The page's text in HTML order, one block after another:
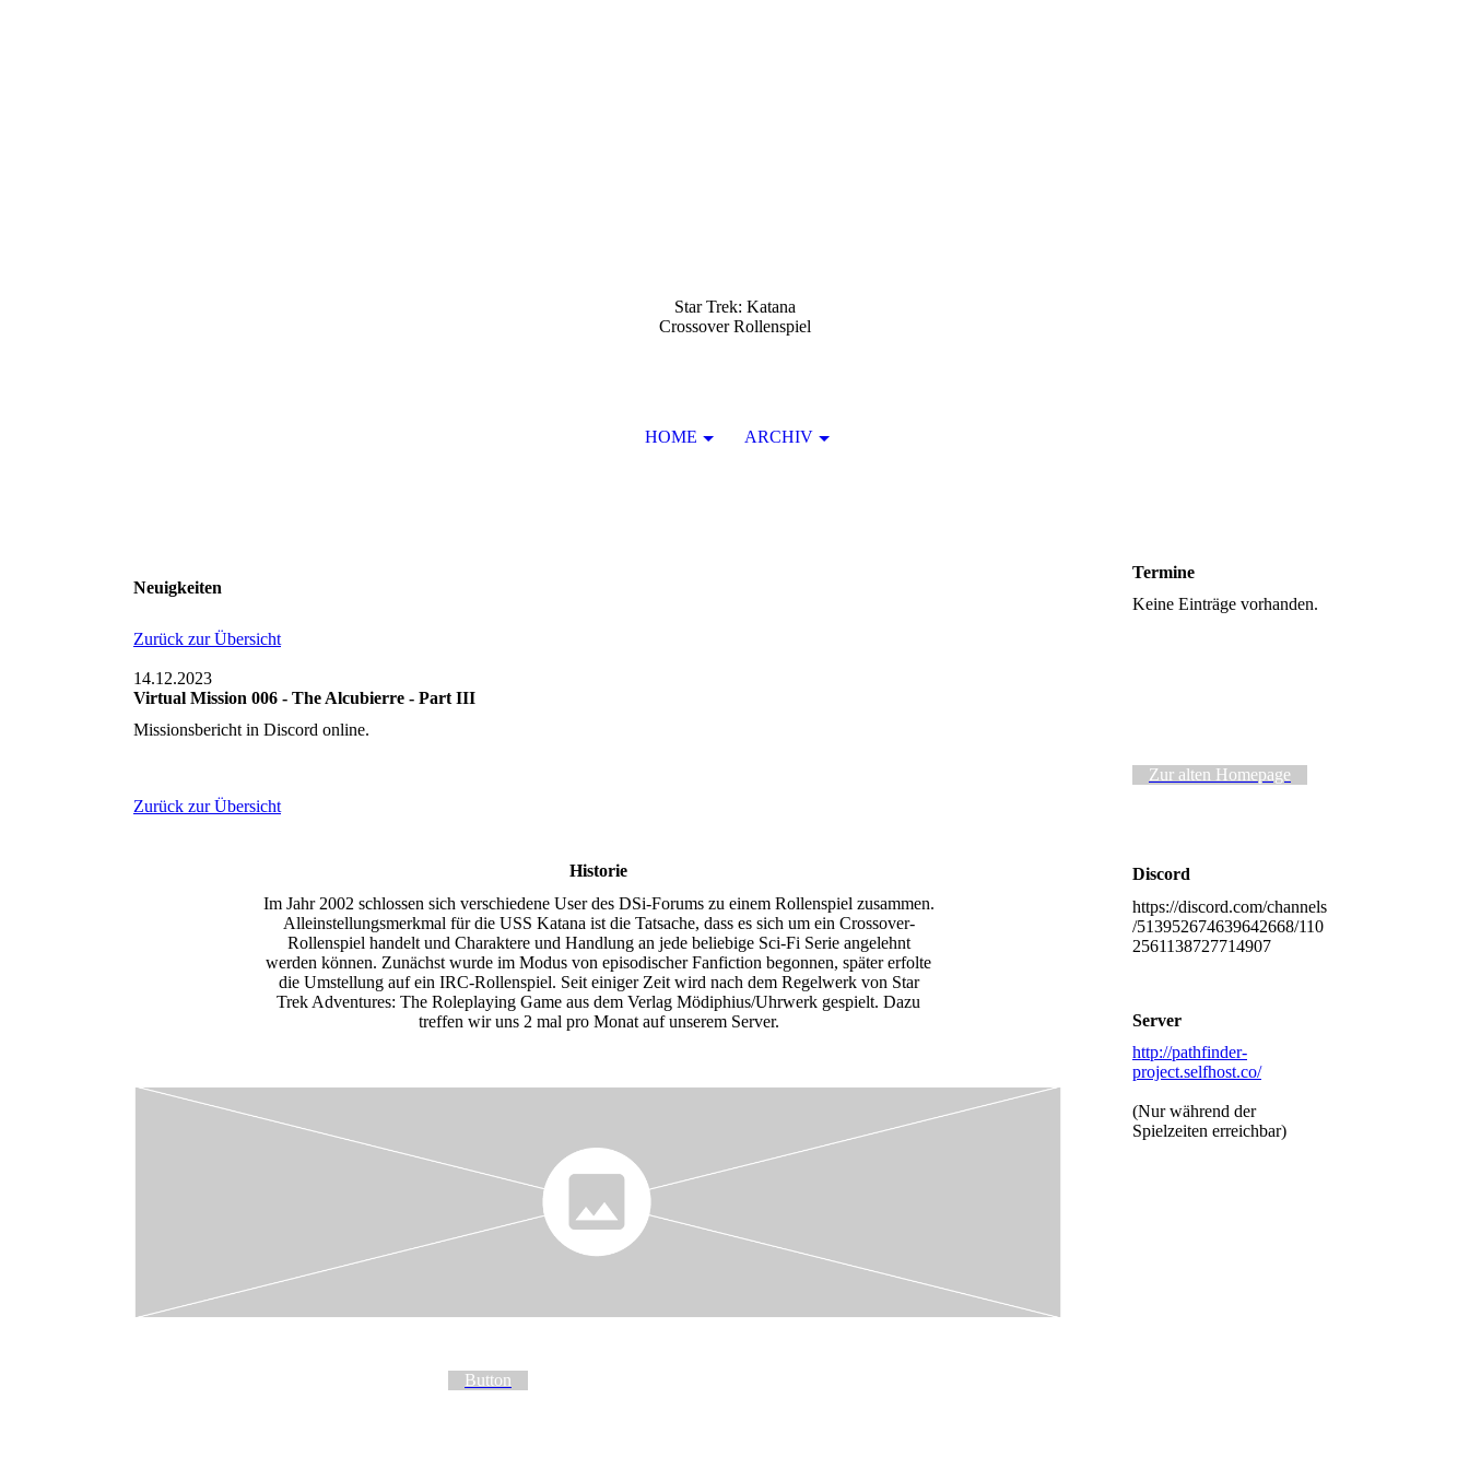
Star Trek: Katana
Crossover Rollenspiel
HOME ARCHIV
Neuigkeiten
Zurück zur Übersicht
14.12.2023
Virtual Mission 006 - The Alcubierre - Part III
Missionsbericht in Discord online.
Zurück zur Übersicht
Historie
Im Jahr 2002 schlossen sich verschiedene User des DSi-Forums zu einem Rollenspiel zusammen.
Alleinstellungsmerkmal für die USS Katana ist die Tatsache, dass es sich um ein Crossover-
Rollenspiel handelt und Charaktere und Handlung an jede beliebige Sci-Fi Serie angelehnt
werden können. Zunächst wurde im Modus von episodischer Fanfiction begonnen, später erfolte
die Umstellung auf ein IRC-Rollenspiel. Seit einiger Zeit wird nach dem Regelwerk von Star
Trek Adventures: The Roleplaying Game aus dem Verlag Mödiphius/Uhrwerk gespielt. Dazu
treffen wir uns 2 mal pro Monat auf unserem Server.
Button
Termine
Keine Einträge vorhanden.
Zur alten Homepage
Discord
https://discord.com/channels
/513952674639642668/110
2561138727714907
Server
http://pathfinder-
project.selfhost.co/
(Nur während der
Spielzeiten erreichbar)